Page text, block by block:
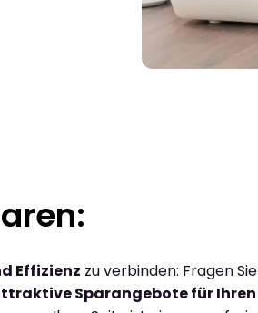
Effizienz zu verbinden: Fragen Sie
Sparangebote für Ihren